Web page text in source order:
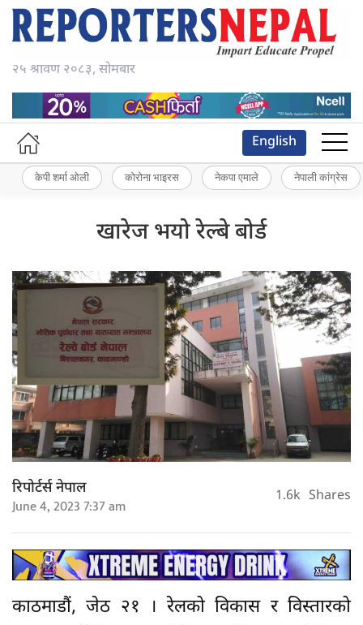
२५ श्रावण २०८३, सोमबार
English
केपी शर्मा ओली कोरोना भाइरस नेकपा एमाले नेपाली कांग्रेस
खारेज भयो रेल्बे बोर्ड
रिपोर्टर्स नेपाल
June 4, 2023 7:37 am 1.6k Shares
काठमाडौं, जेठ २१ । रेलको विकास र विस्तारको